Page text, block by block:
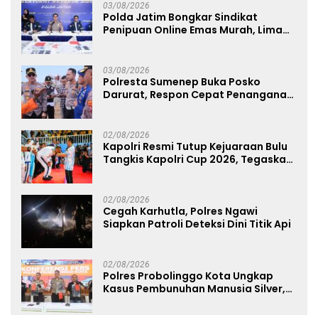
03/08/2026
Polda Jatim Bongkar Sindikat
Penipuan Online Emas Murah, Lima
03/08/2026
Polresta Sumenep Buka Posko
Darurat, Respon Cepat Penanganan
02/08/2026
Kapolri Resmi Tutup Kejuaraan Bulu
Tangkis Kapolri Cup 2026, Tegaskan
02/08/2026
Cegah Karhutla, Polres Ngawi
Siapkan Patroli Deteksi Dini Titik Api
02/08/2026
Polres Probolinggo Kota Ungkap
Kasus Pembunuhan Manusia Silver,